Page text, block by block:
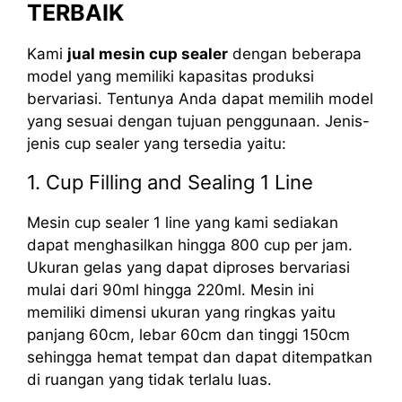
TERBAIK
Kami jual mesin cup sealer dengan beberapa
model yang memiliki kapasitas produksi
bervariasi. Tentunya Anda dapat memilih model
yang sesuai dengan tujuan penggunaan. Jenis-
jenis cup sealer yang tersedia yaitu:
1. Cup Filling and Sealing 1 Line
Mesin cup sealer 1 line yang kami sediakan
dapat menghasilkan hingga 800 cup per jam.
Ukuran gelas yang dapat diproses bervariasi
mulai dari 90ml hingga 220ml. Mesin ini
memiliki dimensi ukuran yang ringkas yaitu
panjang 60cm, lebar 60cm dan tinggi 150cm
sehingga hemat tempat dan dapat ditempatkan
di ruangan yang tidak terlalu luas.